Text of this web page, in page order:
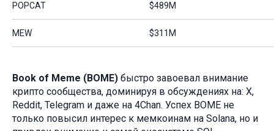
POPCAT $489M
MEW $311M
Book of Meme (BOME) быстро завоевал внимание
крипто сообщества, доминируя в обсуждениях на: X,
Reddit, Telegram и даже на 4Chan. Успех BOME не
только повысил интерес к мемкоинам на Solana, но и